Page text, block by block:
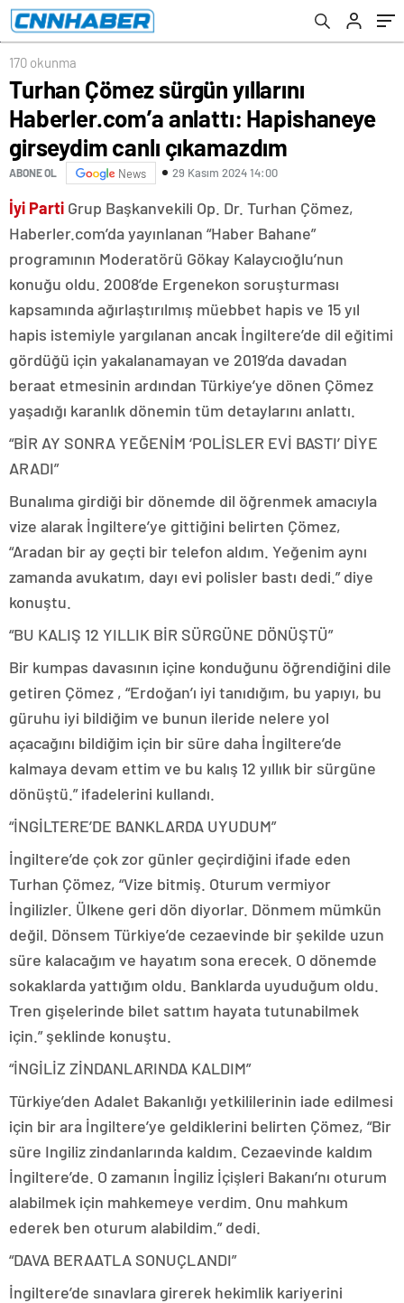
girseydim canlı çıkamazdım
170 okunma
Turhan Çömez sürgün yıllarını
Haberler.com’a anlattı: Hapishaneye
girseydim canlı çıkamazdım
ABONE OL News 29 Kasım 2024 14:00
İyi Parti Grup Başkanvekili Op. Dr. Turhan Çömez,
Haberler.com’da yayınlanan “Haber Bahane”
programının Moderatörü Gökay Kalaycıoğlu’nun
konuğu oldu. 2008’de Ergenekon soruşturması
kapsamında ağırlaştırılmış müebbet hapis ve 15 yıl
hapis istemiyle yargılanan ancak İngiltere’de dil eğitimi
gördüğü için yakalanamayan ve 2019’da davadan
beraat etmesinin ardından Türkiye’ye dönen Çömez
yaşadığı karanlık dönemin tüm detaylarını anlattı.
“BİR AY SONRA YEĞENİM ‘POLİSLER EVİ BASTI’ DİYE
ARADI”
Bunalıma girdiği bir dönemde dil öğrenmek amacıyla
vize alarak İngiltere’ye gittiğini belirten Çömez,
“Aradan bir ay geçti bir telefon aldım. Yeğenim aynı
zamanda avukatım, dayı evi polisler bastı dedi.” diye
konuştu.
“BU KALIŞ 12 YILLIK BİR SÜRGÜNE DÖNÜŞTÜ”
Bir kumpas davasının içine konduğunu öğrendiğini dile
getiren Çömez , “Erdoğan’ı iyi tanıdığım, bu yapıyı, bu
güruhu iyi bildiğim ve bunun ileride nelere yol
açacağını bildiğim için bir süre daha İngiltere’de
kalmaya devam ettim ve bu kalış 12 yıllık bir sürgüne
dönüştü.” ifadelerini kullandı.
“İNGİLTERE’DE BANKLARDA UYUDUM”
İngiltere’de çok zor günler geçirdiğini ifade eden
Turhan Çömez, “Vize bitmiş. Oturum vermiyor
İngilizler. Ülkene geri dön diyorlar. Dönmem mümkün
değil. Dönsem Türkiye’de cezaevinde bir şekilde uzun
süre kalacağım ve hayatım sona erecek. O dönemde
sokaklarda yattığım oldu. Banklarda uyuduğum oldu.
Tren gişelerinde bilet sattım hayata tutunabilmek
için.” şeklinde konuştu.
“İNGİLİZ ZİNDANLARINDA KALDIM”
Türkiye’den Adalet Bakanlığı yetkililerinin iade edilmesi
için bir ara İngiltere’ye geldiklerini belirten Çömez, “Bir
süre Ingiliz zindanlarında kaldım. Cezaevinde kaldım
İngiltere’de. O zamanın İngiliz İçişleri Bakanı’nı oturum
alabilmek için mahkemeye verdim. Onu mahkum
ederek ben oturum alabildim.” dedi.
“DAVA BERAATLA SONUÇLANDI”
İngiltere’de sınavlara girerek hekimlik kariyerini